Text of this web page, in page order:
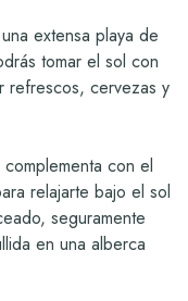
extensa playa de
tomar el sol con
refrescos, cervezas y
con el
relajarte bajo el sol
seguramente
en una alberca